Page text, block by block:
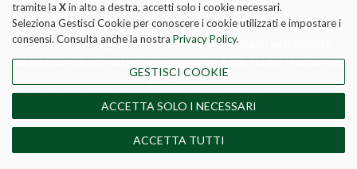
Pubblicazione realizzata con il contributo FEASR (Fondo
europeo per l'agricoltura e lo sviluppo rurale) nell'ambito
delle attività previste dal programma Rete Rurale Nazionale
2014-2020
Social media policy|Informativa Privacy|Cookie Policy
DIRETTORE RESPONSABILE - MATTEO TAGLIAPIETRA
REGISTRAZIONE TRIBUNALE DI ROMA N. 190/2011 del
17-06-2011 - ISSN 2532-8115.
tramite la Xin alto a destra, accetti solo i cookie necessari.
Seleziona Gestisci Cookie per conoscere i cookie utilizzati e impostare i
consensi. Consulta anche la nostra Privacy Policy.
GESTISCI COOKIE
ACCETTA SOLO I NECESSARI
ACCETTA TUTTI